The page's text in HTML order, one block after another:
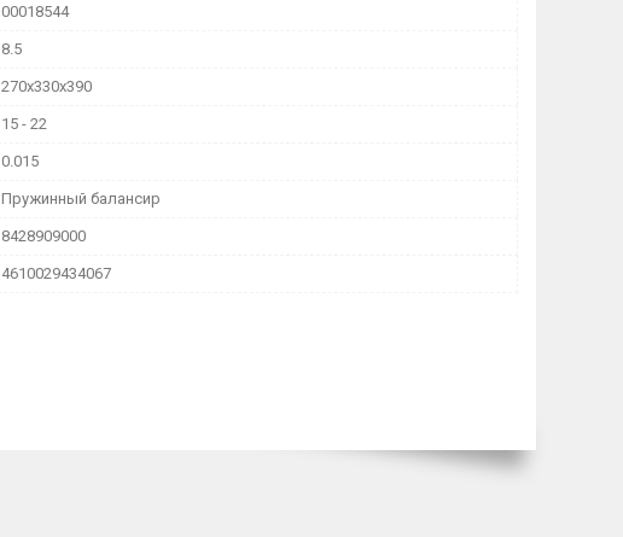
00018544
8.5
270х330х390
15 - 22
0.015
Пружинный балансир
8428909000
4610029434067